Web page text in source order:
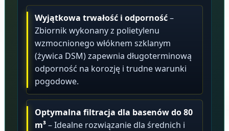
Wyjątkowa trwałość i odporność–
Zbiornik wykonany z polietylenu
wzmocnionego włóknem szklanym
(żywica DSM) zapewnia długoterminową
odporność na korozję i trudne warunki
pogodowe.
Optymalna filtracja dla basenów do 80
m³– Idealne rozwiązanie dla średnich i